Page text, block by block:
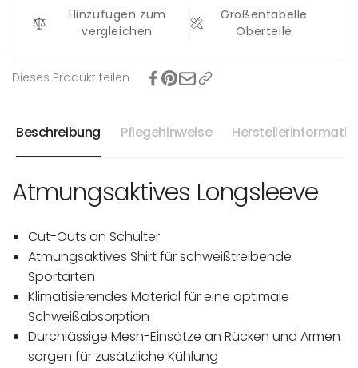
Hinzufügen zum
vergleichen
Größentabelle
Oberteile
Dieses Produkt teilen
Beschreibung Pflegehinweise
Atmungsaktives Longsleeve
Cut-Outs an Schulter
Atmungsaktives Shirt für schweißtreibende
Sportarten
Klimatisierendes Material für eine optimale
Schweißabsorption
Durchlässige Mesh-Einsätze an Rücken und Armen
sorgen für zusätzliche Kühlung